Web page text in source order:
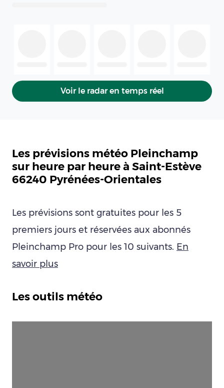
Voir le radar en temps réel
Les prévisions météo Pleinchamp
sur heure par heure à Saint-Estève
66240 Pyrénées-Orientales
Les prévisions sont gratuites pour les 5
premiers jours et réservées aux abonnés
Pleinchamp Pro pour les 10 suivants. En
savoir plus
Les outils météo